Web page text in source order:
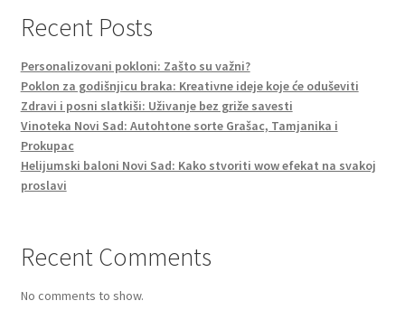
Recent Posts
Personalizovani pokloni: Zašto su važni?
Poklon za godišnjicu braka: Kreativne ideje koje će oduševiti
Zdravi i posni slatkiši: Uživanje bez griže savesti
Vinoteka Novi Sad: Autohtone sorte Grašac, Tamjanika i
Prokupac
Helijumski baloni Novi Sad: Kako stvoriti wow efekat na svakoj
proslavi
Recent Comments
No comments to show.